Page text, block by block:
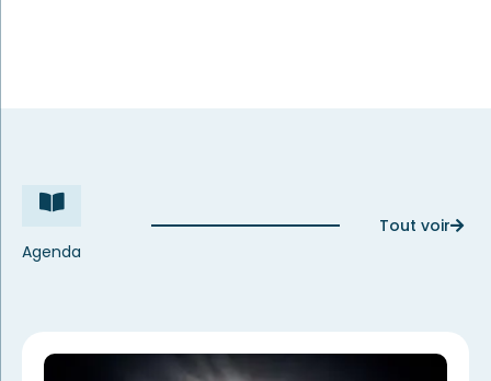
Agenda
Tout voir